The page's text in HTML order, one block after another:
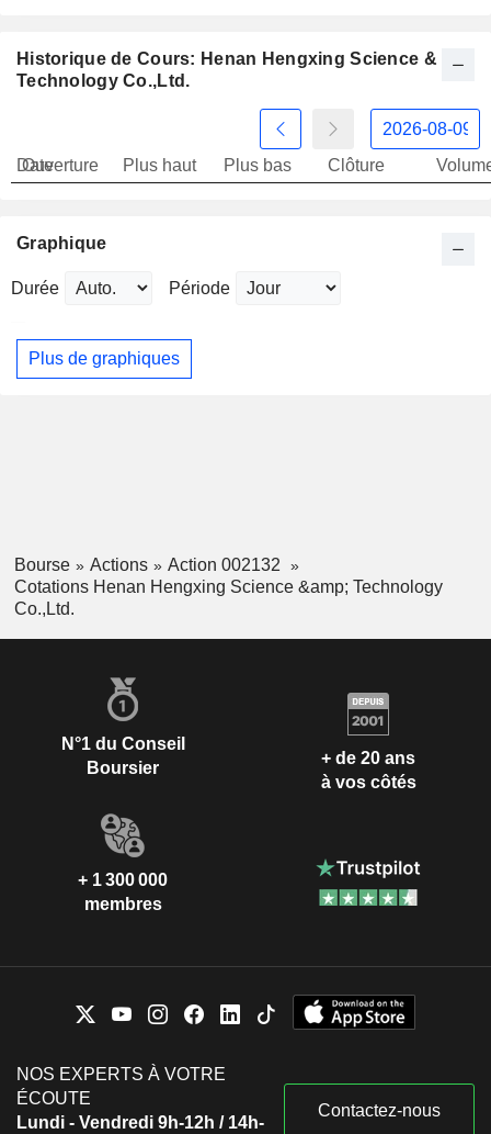
Historique de Cours: Henan Hengxing Science &
Technology Co.,Ltd.
Date
Ouverture Plus haut Plus bas Clôture
Graphique
Durée Période
Plus de graphiques
Bourse Actions
Action 002132
Cotations Henan Hengxing Science &amp; Technology
Co.,Ltd.
N°1 du Conseil
Boursier
+ de 20 ans
à vos côtés
+ 1 300 000
membres
NOS EXPERTS À VOTRE
ÉCOUTE
Lundi - Vendredi 9h-12h / 14h-
Contactez-nous